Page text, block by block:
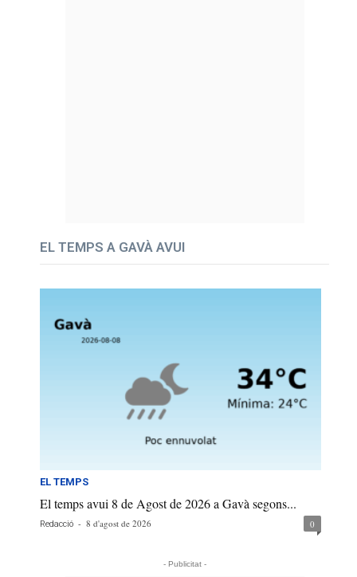
EL TEMPS A GAVÀ AVUI
EL TEMPS
El temps avui 8 de Agost de 2026 a Gavà segons...
Redacció - 8 d'agost de 2026 0
- Publicitat -